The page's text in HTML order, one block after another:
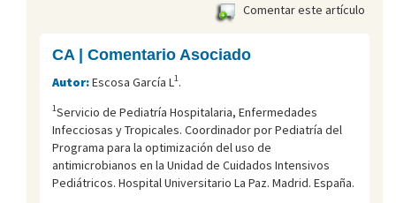
Comentar este artículo
CA | Comentario Asociado
Autor:Escosa García L 1.
1Servicio de Pediatría Hospitalaria, Enfermedades
Infecciosas y Tropicales. Coordinador por Pediatría del
Programa para la optimización del uso de
antimicrobianos en la Unidad de Cuidados Intensivos
Pediátricos. Hospital Universitario La Paz. Madrid. España.